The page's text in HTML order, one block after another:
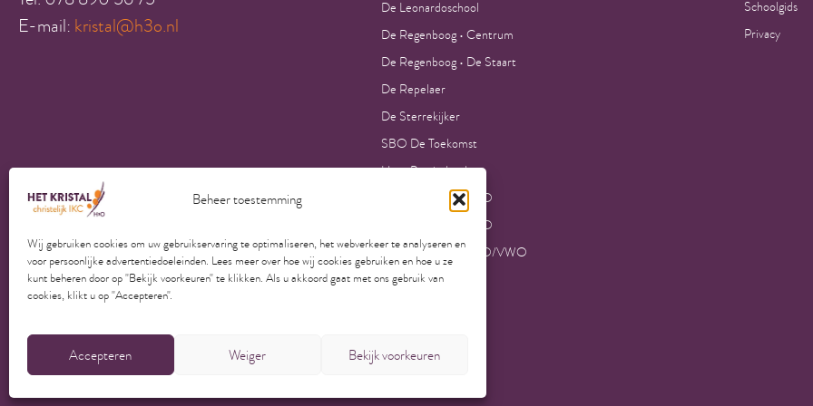
Beheer toestemming
Wij gebruiken cookies om uw gebruikservaring te optimaliseren, het webverkeer te analyseren en
voor persoonlijke advertentiedoeleinden. Lees meer over hoe wij cookies gebruiken en hoe u ze
kunt beheren door op "Bekijk voorkeuren" te klikken. Als u akkoord gaat met ons gebruik van
cookies, klikt u op "Accepteren".
Accepteren Weiger Bekijk voorkeuren
E-mail: kristal@h3o.nl
De Leonardoschool
De Regenboog • Centrum
De Regenboog • De Staart
De Repelaer
De Sterrekijker
SBO De Toekomst
Hans Petrischool
Insula College VMBO
Insula College MAVO
Insula College HAVO/VWO
Schoolgids
Privacy
Copyright © 2023 - 2025 Het Kristal | Onderdeel van Stichting H3O